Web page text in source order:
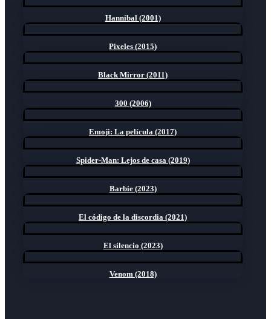
Hannibal (2001)
Pixeles (2015)
Black Mirror (2011)
300 (2006)
Emoji: La película (2017)
Spider-Man: Lejos de casa (2019)
Barbie (2023)
El código de la discordia (2021)
El silencio (2023)
Venom (2018)